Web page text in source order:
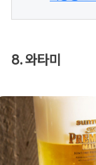
8. 와타미